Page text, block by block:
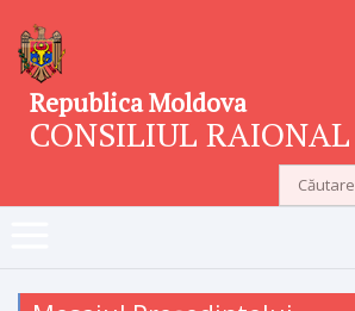
Republica Moldova
CONSILIUL